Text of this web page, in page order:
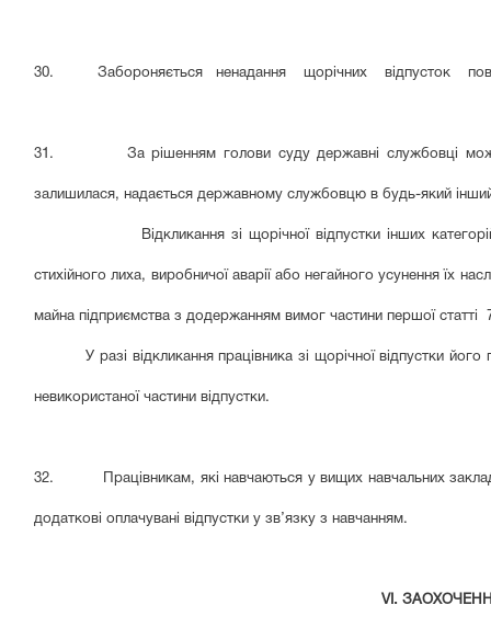
30. Забороняється ненадання щорічних відпусток повної
31. За рішенням голови суду державні службовці можуть
залишилася, надається державному службовцю в будь-який
Відкликання зі щорічної відпустки інших категорій
стихійного лиха, виробничої аварії або негайного усунення їх
майна підприємства з додержанням вимог частини першої
У разі відкликання працівника зі щорічної відпустки
невикористаної частини відпустки.
32. Працівникам, які навчаються у вищих навчальних
додаткові оплачувані відпустки у зв’язку з навчанням.
VI.